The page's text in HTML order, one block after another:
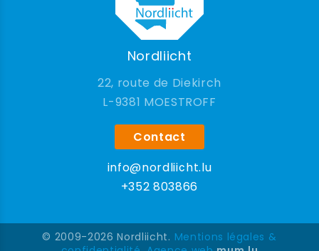
Nordliicht
22, route de Diekirch
9381 MOESTROFF
Contact
info@nordliicht.lu
+352 803866
© 2009-2026 Nordliicht. Mentions légales &